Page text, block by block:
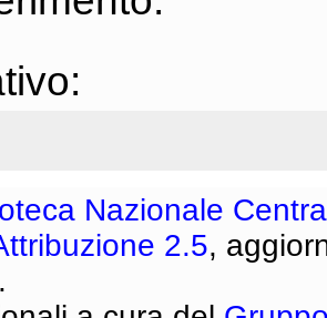
Nazionale
2.5,